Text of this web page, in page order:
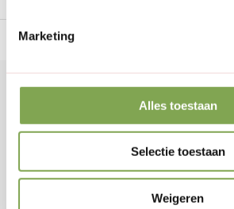
Marketing
Alles toestaan
Selectie toestaan
Weigeren
Nederland.*
Klantenservice
Veelgestelde vragen
info@dewiltfang.nl
+31 640511932